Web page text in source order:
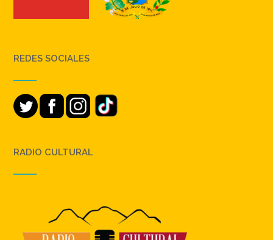
REDES SOCIALES
RADIO CULTURAL